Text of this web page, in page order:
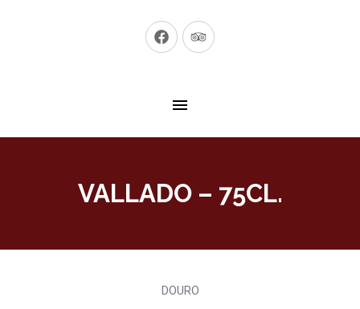
Neues Neues
VALLADO – 75CL.
DOURO